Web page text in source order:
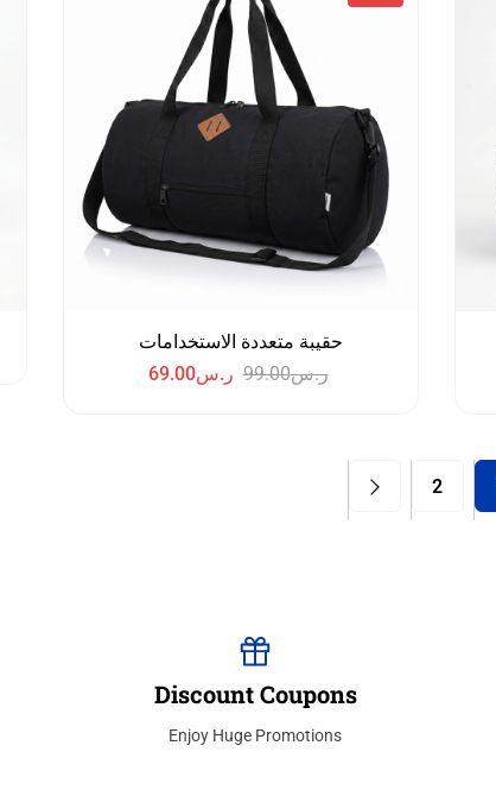
حقيبة متعددة الاستخدامات
ر.س99.00 ر.س69.00
2
Discount Coupons
Enjoy Huge Promotions